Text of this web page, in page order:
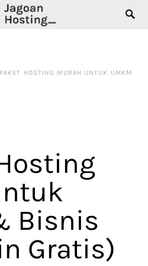
HOSTING MURAH UNTUK UMKM
Bisnis
Gratis)